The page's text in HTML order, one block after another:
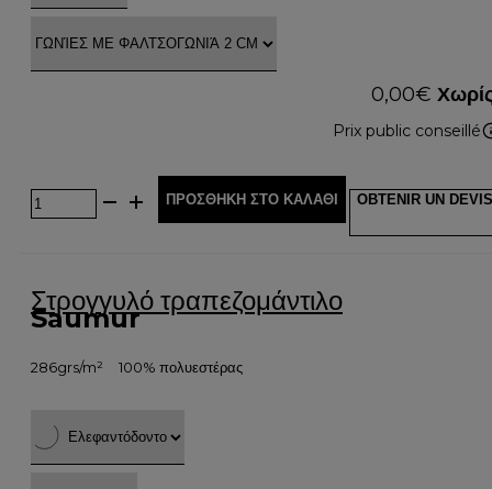
0,00€
Prix public conseillé
ΠΡΟΣΘΉΚΗ ΣΤΟ ΚΑΛΆΘΙ OBTENIR UN DEVIS
Στρογγυλό τραπεζομάντιλο
Saumur
286grs/m² 100% πολυεστέρας